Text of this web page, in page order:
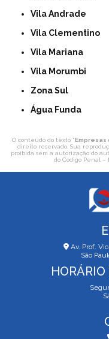
Vila Andrade
Vila Clementino
Vila Mariana
Vila Morumbi
Zona Sul
Água Funda
O conteúdo do texto "Empresas
direito reservado. Sua
proibida sem a autorização do
do Código Penal –
Av. Prof.
São